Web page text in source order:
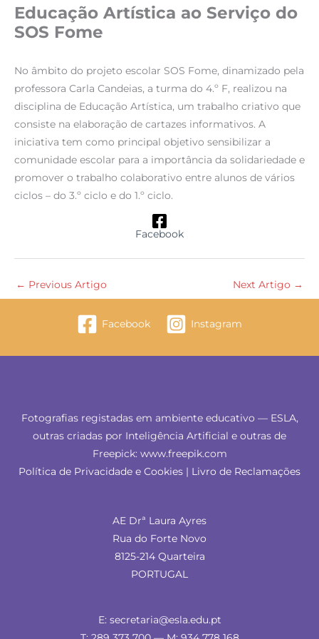
Educação Artística ao Serviço do
SOS Fome
No âmbito do projeto escolar SOS Fome, dinamizado pela
professora Carla Candeias, a turma do 4.º F, realizou na
disciplina de Educação Artística, um trabalho criativo que
consiste na elaboração de cartazes informativos. A
iniciativa tem como principal objetivo sensibilizar a
comunidade escolar para a importância da solidariedade e
promover o trabalho colaborativo entre alunos de vários
ciclos – do 3.º ciclo e do 1.º ciclo.
Facebook
← Previous Artigo Next Artigo →
Facebook Instagram
Fotografias registadas em ambiente educativo — ESLA,
outras criadas por Inteligência Artificial e outras de
Freepick: www.freepik.com
Política de Privacidade e Cookies | Livro de Reclamações
AE Drª Laura Ayres
Rua do Forte Novo
8125-214 Quarteira
PORTUGAL
E: secretaria@esla.edu.pt